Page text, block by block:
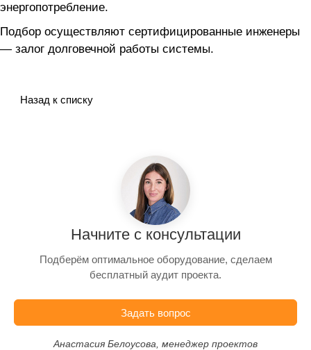
энергопотребление.
Подбор осуществляют сертифицированные инженеры
— залог долговечной работы системы.
Назад к списку
Начните с консультации
Подберём оптимальное оборудование, сделаем
бесплатный аудит проекта.
Задать вопрос
Анастасия Белоусова, менеджер проектов